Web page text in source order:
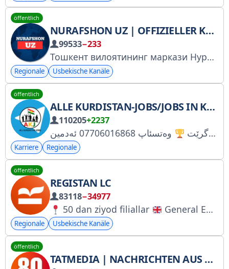
öffentlich
NURAFSHON UZ | OFFIZIELLER KANAL
99533−233
Тошкент вилоятининг маркази Нурафшон шаҳри ва Ўрта Чирчиқ тумани ҳақида гаплашамиз. Реклама учун
Regionale Usbekische Kanäle
öffentlich
ALLE KURDISTAN-JOBS/JOBS IN KURDISTAN AKJ
110205+2237
ئۆل کوردستان جۆبس لە تێلگرام ، گەورەترین سەکۆی هەلی کار لە سەر ئاستی هەرێمی کوردستان. تاکە چەناڵی ڕاستگۆ لەسەر ئاستی هەرێمی کوردستان کە زۆرترین ئەندام لە خۆ دەگرێت
Karriere Regionale
öffentlich
REGISTAN LC
83118−34977
50 dan ziyod filiallar General English va IELTS kurslari
Regionale Usbekische Kanäle
öffentlich
TATMEDIA | NACHRICHTEN AUS KASAN UND TATARSTAN